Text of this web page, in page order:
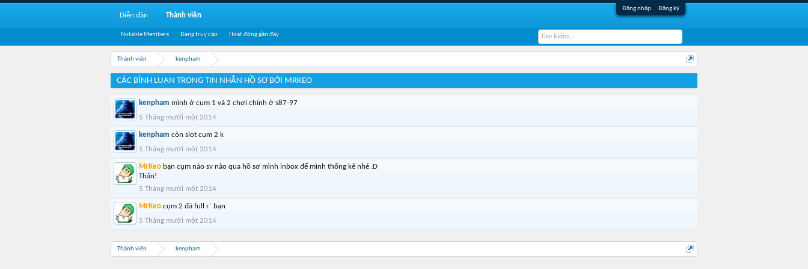
Đăng nhập Đăng ký
Thành viên kenpham
CÁC BÌNH LUẬN TRONG TIN NHẮN HỒ SƠ BỞI MRKEO
kenpham mình ở cụm 1 và 2 chơi chính ở s87-97
5 Tháng mười một 2014
kenpham còn slot cụm 2 k
5 Tháng mười một 2014
MrKeo bạn cụm nào sv nào qua hồ sơ mình inbox để mình thống kê nhé :D
Thân!
5 Tháng mười một 2014
MrKeo cụm 2 đã full r` bạn
5 Tháng mười một 2014
Thành viên kenpham
Diễn đàn Thành viên
Notable Members Đang truy cập Hoạt động gần đây